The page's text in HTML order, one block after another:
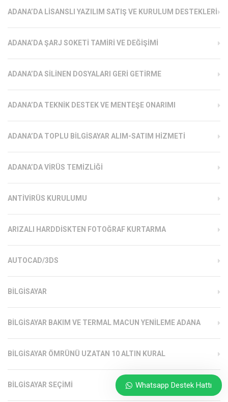
ADANA’DA LISANSLI YAZILIM SATIŞ VE KURULUM DESTEKLERI
ADANA’DA ŞARJ SOKETI TAMIRI VE DEĞIŞIMI
ADANA’DA SILINEN DOSYALARI GERI GETIRME
ADANA’DA TEKNIK DESTEK VE MENTEŞE ONARIMI
ADANA’DA TOPLU BILGISAYAR ALIM-SATIM HIZMETI
ADANA’DA VIRÜS TEMIZLIĞI
ANTIVIRÜS KURULUMU
ARIZALI HARDDISKTEN FOTOĞRAF KURTARMA
AUTOCAD/3DS
BILGISAYAR
BILGISAYAR BAKIM VE TERMAL MACUN YENILEME ADANA
BILGISAYAR ÖMRÜNÜ UZATAN 10 ALTIN KURAL
BILGISAYAR SEÇIMI Whatsapp Destek Hattı